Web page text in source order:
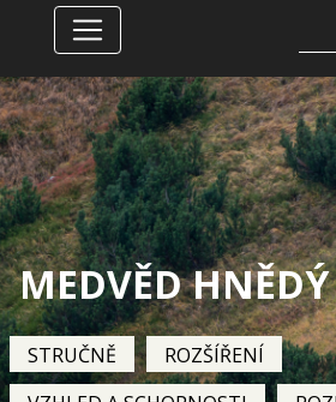
MEDVĚD HNĚDÝ
STRUČNĚ
ROZŠÍŘENÍ